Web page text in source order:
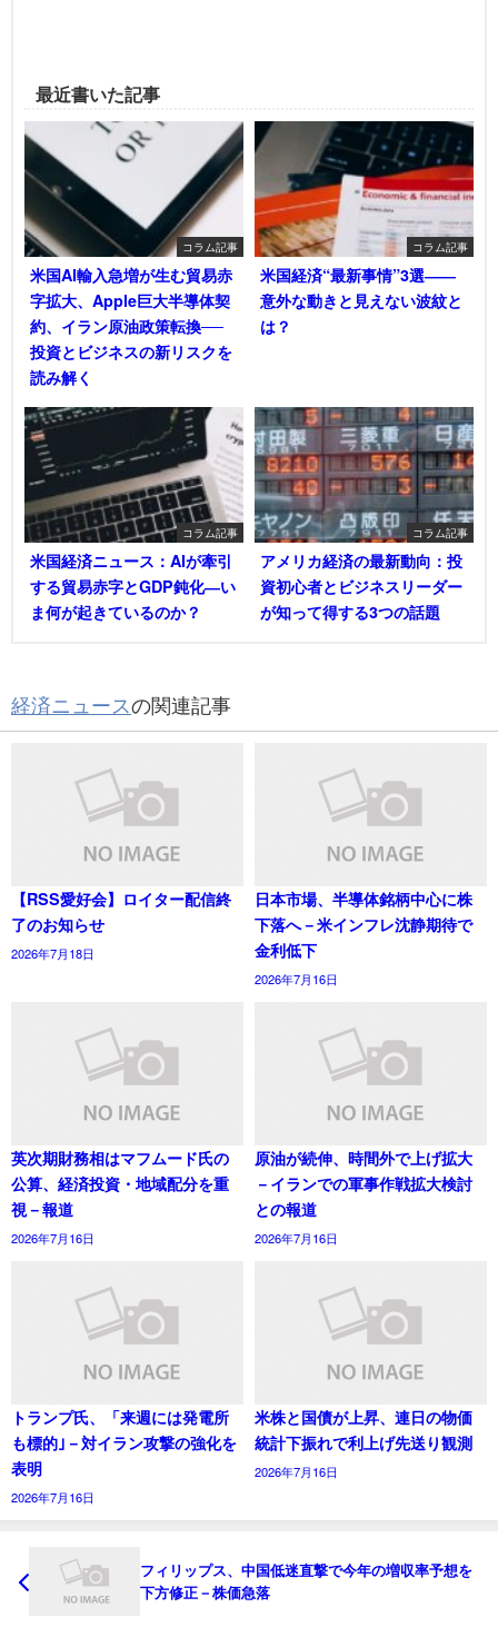
最近書いた記事
コラム記事
米国AI輸入急増が生む貿易赤
字拡大、Apple巨大半導体契
約、イラン原油政策転換──
投資とビジネスの新リスクを
読み解く
コラム記事
米国経済“最新事情”3選――
意外な動きと見えない波紋と
は？
コラム記事
米国経済ニュース：AIが牽引
する貿易赤字とGDP鈍化―い
ま何が起きているのか？
コラム記事
アメリカ経済の最新動向：投
資初心者とビジネスリーダー
が知って得する3つの話題
経済ニュースの関連記事
【RSS愛好会】ロイター配信終
了のお知らせ
2026年7月18日
日本市場、半導体銘柄中心に株
下落へ－米インフレ沈静期待で
金利低下
2026年7月16日
英次期財務相はマフムード氏の
公算、経済投資・地域配分を重
視－報道
2026年7月16日
原油が続伸、時間外で上げ拡大
－イランでの軍事作戦拡大検討
との報道
2026年7月16日
トランプ氏、「来週には発電所
も標的｣－対イラン攻撃の強化を
表明
2026年7月16日
米株と国債が上昇、連日の物価
統計下振れで利上げ先送り観測
2026年7月16日
フィリップス、中国低迷直撃で今年の増収率予想を
下方修正－株価急落